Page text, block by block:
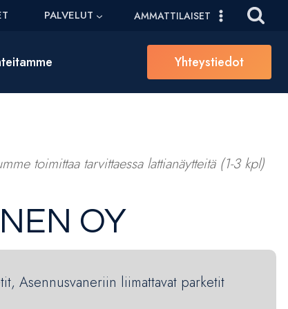
PALVELUT AMMATTILAISET
Yhteystiedot
toimittaa tarvittaessa lattianäytteitä (1-3 kpl)
OY
Asennusvaneriin liimattavat parketit